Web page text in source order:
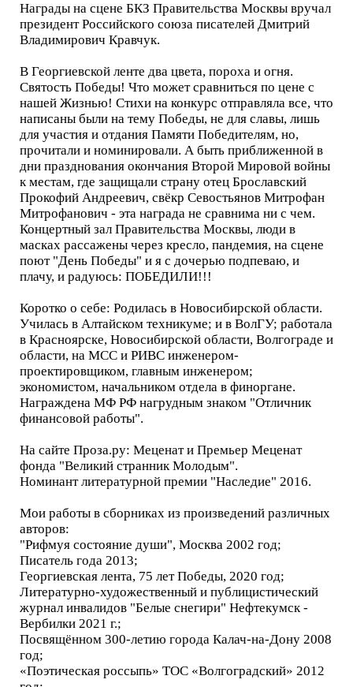
Награды на сцене БКЗ Правительства Москвы вручал
президент Российского союза писателей Дмитрий
Владимирович Кравчук.
В Георгиевской ленте два цвета, пороха и огня.
Святость Победы! Что может сравниться по цене с
нашей Жизнью! Стихи на конкурс отправляла все, что
написаны были на тему Победы, не для славы, лишь
для участия и отдания Памяти Победителям, но,
прочитали и номинировали. А быть приближенной в
дни празднования окончания Второй Мировой войны
к местам, где защищали страну отец Брославский
Прокофий Андреевич, свёкр Севостьянов Митрофан
Митрофанович - эта награда не сравнима ни с чем.
Концертный зал Правительства Москвы, люди в
масках рассажены через кресло, пандемия, на сцене
поют "День Победы" и я с дочерью подпеваю, и
плачу, и радуюсь: ПОБЕДИЛИ!!!
Коротко о себе: Родилась в Новосибирской области.
Училась в Алтайском техникуме; и в ВолГУ; работала
в Красноярске, Новосибирской области, Волгограде и
области, на МСС и РИВС инженером-
проектировщиком, главным инженером;
экономистом, начальником отдела в финоргане.
Награждена МФ РФ нагрудным знаком "Отличник
финансовой работы".
На сайте Проза.ру: Меценат и Премьер Меценат
фонда "Великий странник Молодым".
Номинант литературной премии "Наследие" 2016.
Мои работы в сборниках из произведений различных
авторов:
"Рифмуя состояние души", Москва 2002 год;
Писатель года 2013;
Георгиевская лента, 75 лет Победы, 2020 год;
Литературно-художественный и публицистический
журнал инвалидов "Белые снегири" Нефтекумск -
Вербилки 2021 г.;
Посвящённом 300-летию города Калач-на-Дону 2008
год;
«Поэтическая россыпь» ТОС «Волгоградский» 2012